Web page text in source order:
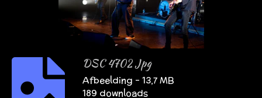
DSC 4702 Jpg
Afbeelding – 13,7 MB
189 downloads